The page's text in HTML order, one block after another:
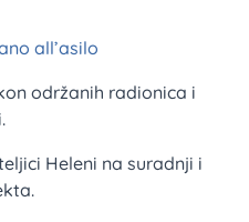
all’asilo
održanih radionica i
Heleni na suradnji i